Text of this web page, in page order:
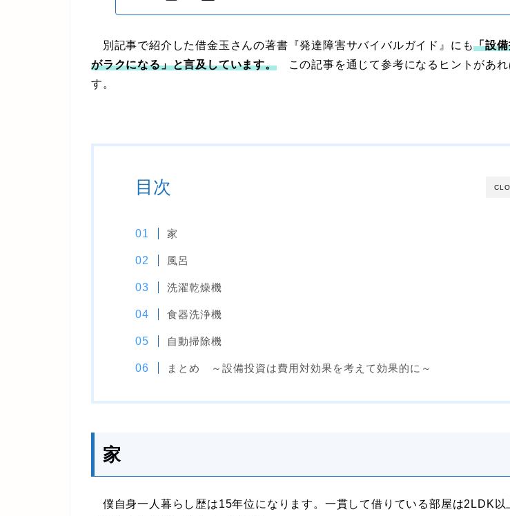
別記事で紹介した借金玉さんの著書『発達障害サバイバルガイド』にも「設
がラクになる」と言及しています。この記事を通じて参考になるヒントがあれ
す。
目次
家
風呂
洗濯乾燥機
食器洗浄機
自動掃除機
まとめ ～設備投資は費用対効果を考えて効果的に～
家
僕自身一人暮らし歴は15年位になります。一貫して借りている部屋は2LDK以